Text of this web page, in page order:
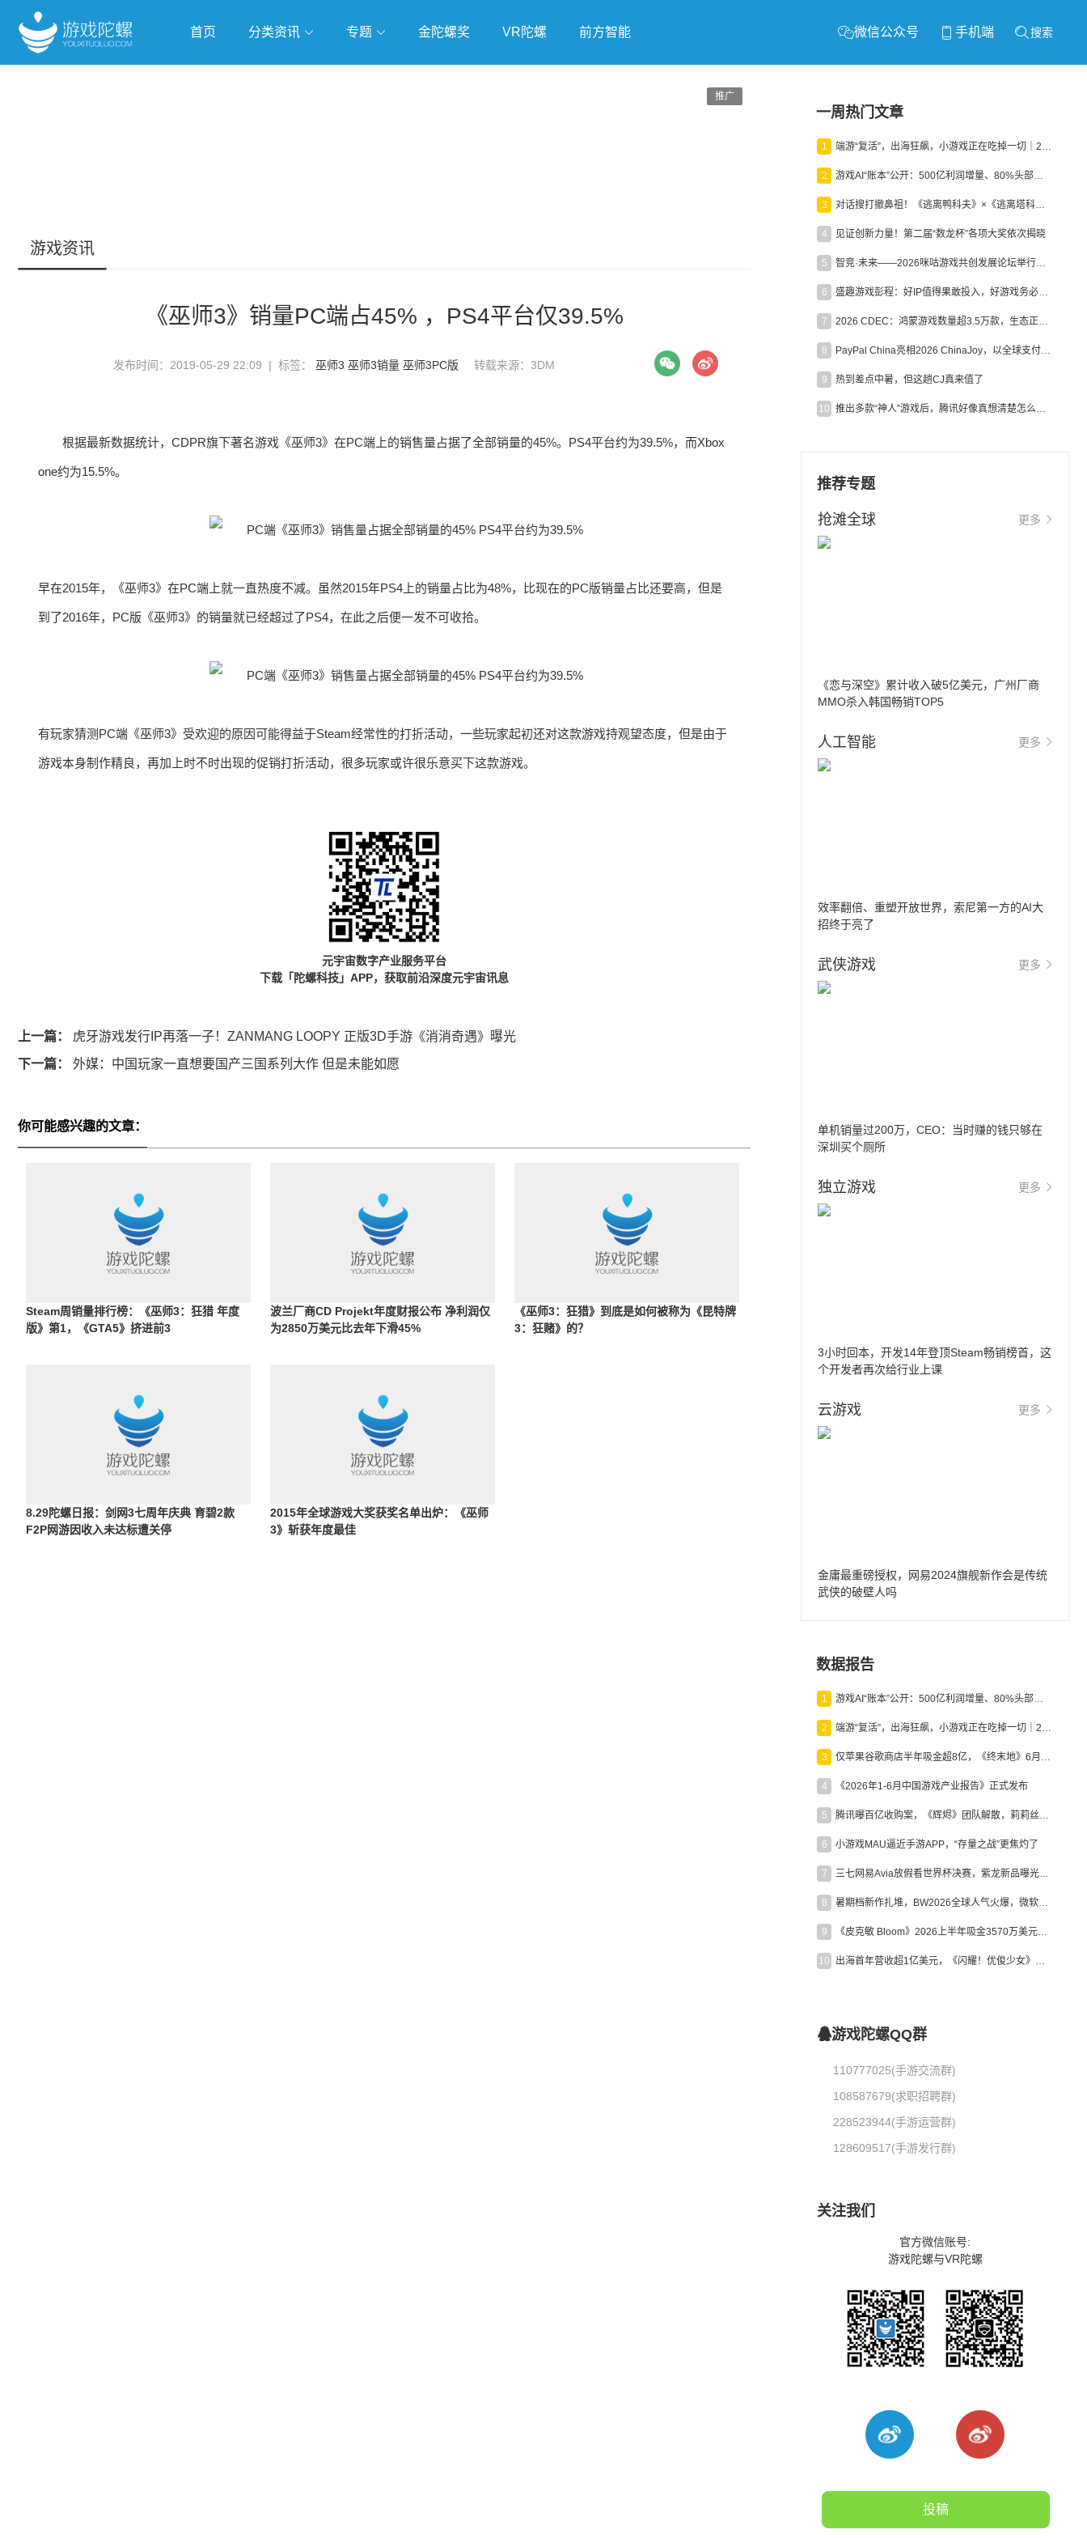
首页 分类资讯 专题 金陀螺奖 VR陀螺 前方智能 微信公众号 手机端 搜索
推广
游戏资讯
《巫师3》销量PC端占45% ，PS4平台仅39.5%
发布时间：2019-05-29 22:09 | 标签： 巫师3 巫师3销量 巫师3PC版 转载来源：3DM
根据最新数据统计，CDPR旗下著名游戏《巫师3》在PC端上的销售量占据了全部销量的45%。PS4平台约为39.5%，而Xbox
one约为15.5%。
早在2015年，《巫师3》在PC端上就一直热度不减。虽然2015年PS4上的销量占比为48%，比现在的PC版销量占比还要高，但是
到了2016年，PC版《巫师3》的销量就已经超过了PS4，在此之后便一发不可收拾。
有玩家猜测PC端《巫师3》受欢迎的原因可能得益于Steam经常性的打折活动，一些玩家起初还对这款游戏持观望态度，但是由于
游戏本身制作精良，再加上时不时出现的促销打折活动，很多玩家或许很乐意买下这款游戏。
元宇宙数字产业服务平台
下载「陀螺科技」APP，获取前沿深度元宇宙讯息
上一篇： 虎牙游戏发行IP再落一子！ZANMANG LOOPY 正版3D手游《消消奇遇》曝光
下一篇： 外媒：中国玩家一直想要国产三国系列大作 但是未能如愿
你可能感兴趣的文章：
Steam周销量排行榜：《巫师3：狂猎 年度
版》第1，《GTA5》挤进前3
波兰厂商CD Projekt年度财报公布 净利润仅
为2850万美元比去年下滑45%
《巫师3：狂猎》到底是如何被称为《昆特牌
3：狂赌》的？
8.29陀螺日报：剑网3七周年庆典 育碧2款
F2P网游因收入未达标遭关停
2015年全球游戏大奖获奖名单出炉：《巫师
3》斩获年度最佳
一周热门文章
1 端游“复活”，出海狂飙，小游戏正在吃掉一切｜2026上半年产业报告
2 游戏AI“账本”公开：500亿利润增量、80%头部入局，谁在闷声发财？
3 对话搜打撤鼻祖！《逃离鸭科夫》×《逃离塔科夫》官方线下沙龙落幕
4 见证创新力量！第二届“数龙杯”各项大奖依次揭晓
5 智竞·未来——2026咪咕游戏共创发展论坛举行：聚力精品内容、AI创作与电竞生态，共建高品质益智健康游戏社区
6 盛趣游戏彭程：好IP值得果敢投入，好游戏务必长效经营
7 2026 CDEC：鸿蒙游戏数量超3.5万款，生态正循环加速产业高质量发展
8 PayPal China亮相2026 ChinaJoy，以全球支付能力助力中国游戏企业深化全球运营
9 热到差点中暑，但这趟CJ真来值了
10 推出多款“神人”游戏后，腾讯好像真想清楚怎么做二次元了
推荐专题
抢滩全球 更多
《恋与深空》累计收入破5亿美元，广州厂商
MMO杀入韩国畅销TOP5
人工智能 更多
效率翻倍、重塑开放世界，索尼第一方的AI大
招终于亮了
武侠游戏 更多
单机销量过200万，CEO：当时赚的钱只够在
深圳买个厕所
独立游戏 更多
3小时回本，开发14年登顶Steam畅销榜首，这
个开发者再次给行业上课
云游戏 更多
金庸最重磅授权，网易2024旗舰新作会是传统
武侠的破壁人吗
数据报告
1 游戏AI“账本”公开：500亿利润增量、80%头部入局，谁在闷声发财？
2 端游“复活”，出海狂飙，小游戏正在吃掉一切｜2026上半年产业报告
3 仅苹果谷歌商店半年吸金超8亿，《终末地》6月份收入显著回暖
4 《2026年1-6月中国游戏产业报告》正式发布
5 腾讯曝百亿收购案，《辉烬》团队解散，莉莉丝新作曝光｜陀螺周报
6 小游戏MAU逼近手游APP，“存量之战”更焦灼了
7 三七网易Avia放假看世界杯决赛，紫龙新品曝光，米哈游新作上线 | 陀螺周报
8 暑期档新作扎堆，BW2026全球人气火爆，微软XBOX大裁员|陀螺周报
9 《皮克敏 Bloom》2026上半年吸金3570万美元，中国台湾成最大市场
10 出海首年营收超1亿美元，《闪耀！优俊少女》美国市场占比达七成
游戏陀螺QQ群
110777025(手游交流群)
108587679(求职招聘群)
228523944(手游运营群)
128609517(手游发行群)
关注我们
官方微信账号:
游戏陀螺与VR陀螺
投稿